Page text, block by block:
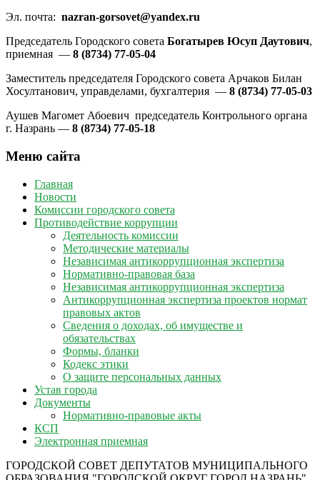
Эл. почта: nazran-gorsovet@yandex.ru
Председатель Городского совета Богатырев Юсуп Даутович,
приемная — 8 (8734) 77-05-04
Заместитель председателя Городского совета Арчаков Билан
Хосултанович, управделами, бухгалтерия — 8 (8734) 77-05-03
Аушев Магомет Абоевич председатель Контрольного органа
г. Назрань — 8 (8734) 77-05-18
Меню сайта
Главная
Новости
Комиссии городского совета
Противодействие коррупции
Деятельность комиссии
Методические материалы
Независимая антикоррупционная экспертиза
Нормативно-правовая база
Независимая антикоррупционная экспертиза
Антикоррупционная экспертиза проектов нормат
правовых актов
Сведения о доходах, об имуществе и
обязательствах
Формы, бланки
Кодекс этики
О защите персональных данных
Устав города
Документы
Нормативно-правовые акты
КСП
Электронная приемная
ГОРОДСКОЙ СОВЕТ ДЕПУТАТОВ МУНИЦИПАЛЬНОГО